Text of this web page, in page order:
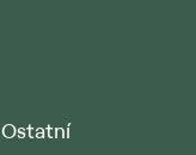
Ostatní